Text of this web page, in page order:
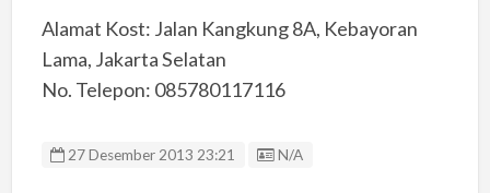
Alamat Kost: Jalan Kangkung 8A, Kebayoran
Lama, Jakarta Selatan
No. Telepon: 085780117116
27 Desember 2013 23:21 Listing ID
N/A